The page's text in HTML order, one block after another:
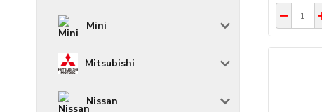
Mini
Mitsubishi
Nissan